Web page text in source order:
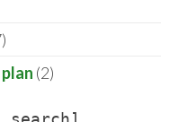
plan 2